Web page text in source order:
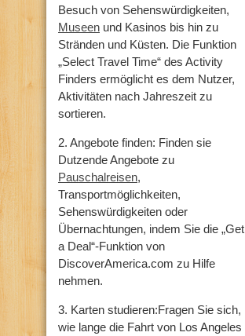
Besuch von Sehenswürdigkeiten,
Museen und Kasinos bis hin zu
Stränden und Küsten. Die Funktion
„Select Travel Time“ des Activity
Finders ermöglicht es dem Nutzer,
Aktivitäten nach Jahreszeit zu
sortieren.
2. Angebote finden: Finden sie
Dutzende Angebote zu
Pauschalreisen,
Transportmöglichkeiten,
Sehenswürdigkeiten oder
Übernachtungen, indem Sie die „Get
a Deal“-Funktion von
DiscoverAmerica.com zu Hilfe
nehmen.
3. Karten studieren:Fragen Sie sich,
wie lange die Fahrt von Los Angeles